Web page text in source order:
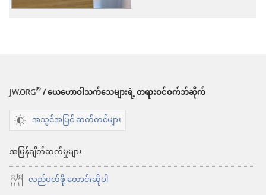
များ
ကို
စရာ
တွေ
JW.ORG®/ ယေဟောဝါသက်သေများရဲ့ တရားဝင်ဝက်ဘ်ဆိုက်
အသွင်အပြင် ဆက်တင်များ
အမြန်ချိတ်ဆက်မှုများ
လည်ပတ်ဖို့ တောင်းဆိုပါ